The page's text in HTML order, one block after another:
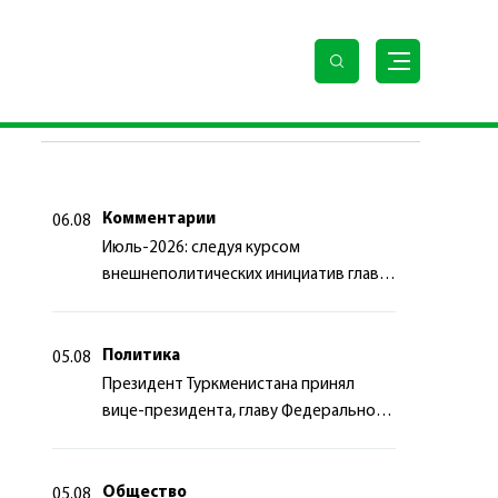
06.08
Комментарии
Июль-2026: следуя курсом
внешнеполитических инициатив главы
05.08
Политика
Президент Туркменистана принял
вице-президента, главу Федерального
Общество